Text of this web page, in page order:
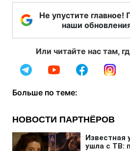
Не упустите главное!
наши
Или читайте нас там,
Больше по теме: